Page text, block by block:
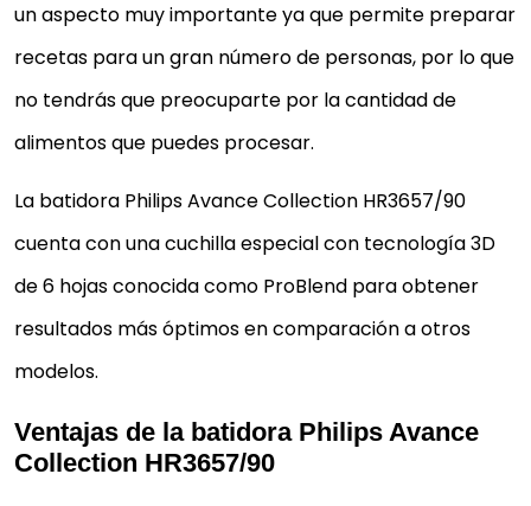
un aspecto muy importante ya que permite preparar
recetas para un gran número de personas, por lo que
no tendrás que preocuparte por la cantidad de
alimentos que puedes procesar.
La batidora Philips Avance Collection HR3657/90
cuenta con una cuchilla especial con tecnología 3D
de 6 hojas conocida como ProBlend para obtener
resultados más óptimos en comparación a otros
modelos.
Ventajas de la batidora Philips Avance
Collection HR3657/90